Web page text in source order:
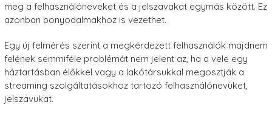
meg a felhasználóneveket és a jelszavakat egymás között. Ez
azonban bonyodalmakhoz is vezethet.
Egy új felmérés szerint a megkérdezett felhasználók majdnem
felének semmiféle problémát nem jelent az, ha a vele egy
háztartásban élőkkel vagy a lakótársukkal megosztják a
streaming szolgáltatásokhoz tartozó felhasználónevüket,
jelszavukat.